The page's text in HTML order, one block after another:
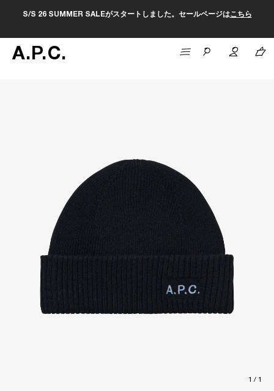
S/S 26 SUMMER SALEがスタートしました。セールページはこちら
A.P.C.
1 / 1